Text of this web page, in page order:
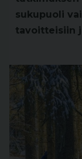
sukupuoli
tavoitteisiin